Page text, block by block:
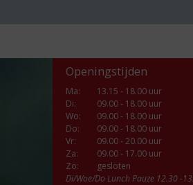
Openingstijden
Ma:
13.15 - 18.00 uur
Di:
09.00 - 18.00 uur
Wo:
09.00 - 18.00 uur
Do:
09.00 - 18.00 uur
Vr:
09.00 - 20.00 uur
Za:
09.00 - 17.00 uur
Zo:
gesloten
Di/Woe/Do Lunch Pauze 12.30 -